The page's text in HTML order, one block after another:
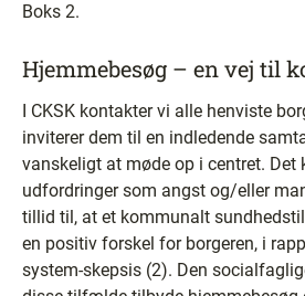
Boks 2.
Hjemmebesøg – en vej til
I CKSK kontakter vi alle henviste
inviterer dem til en indledende
vanskeligt at møde op i centret. Det
udfordringer som angst og/eller
tillid til, at et kommunalt
en positiv forskel for borgeren, i
system-skepsis (2). Den